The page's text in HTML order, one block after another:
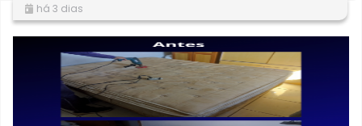
há 3 dias